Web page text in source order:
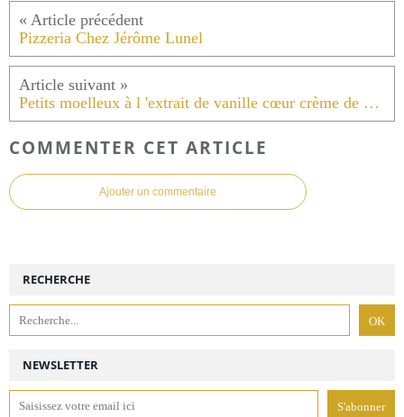
Pizzeria Chez Jérôme Lunel
Petits moelleux à l 'extrait de vanille cœur crème de spéculoos cœur fraises séchées et nature
COMMENTER CET ARTICLE
Ajouter un commentaire
NEWSLETTER
RECHERCHE